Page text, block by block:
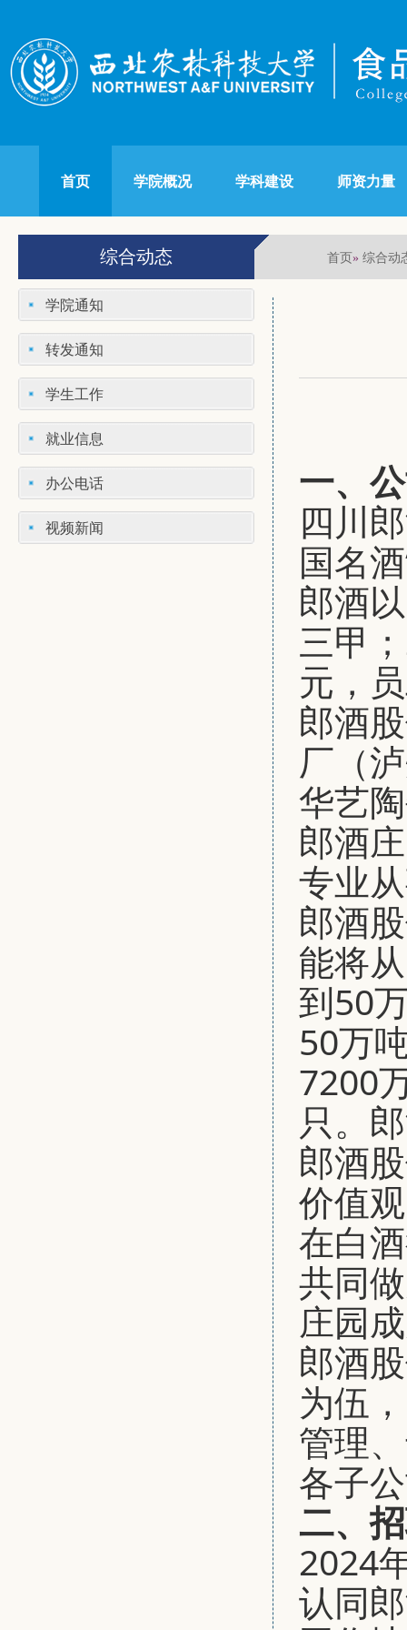
首页 学院概况 学科建设 师资力量
综合动态 首页» 综合动
学院通知
转发通知
学生工作
就业信息
办公电话
视频新闻
一、
四川
国名
郎酒
三甲
元，
郎酒
厂（
华艺
郎酒
专业
郎酒
能将
到50
50万
7200
只。
郎酒
价值
在白
共同
庄园
郎酒
为伍
管理
各子
二、
2024
认同